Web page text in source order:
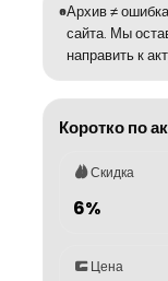
Архив ≠
сайта. Мы
направить к
Коротко по
Скидка
6%
Цена